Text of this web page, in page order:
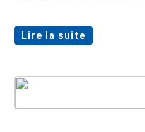
Lire la suite